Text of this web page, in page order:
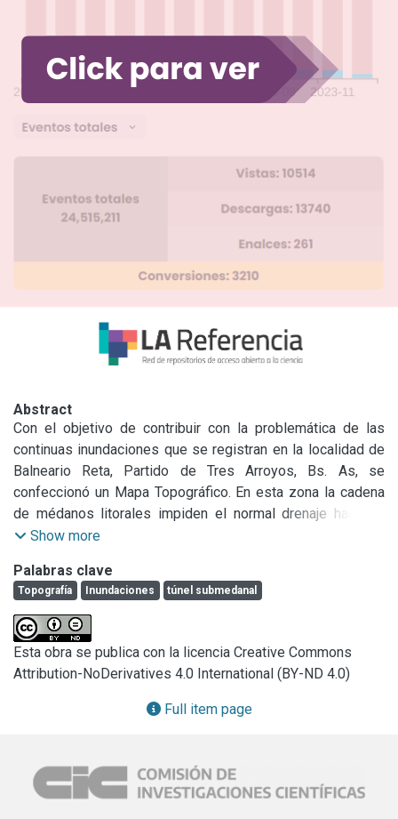
Abstract
Con el objetivo de contribuir con la problemática de las
continuas inundaciones que se registran en la localidad de
Balneario Reta, Partido de Tres Arroyos, Bs. As, se
confeccionó un Mapa Topográfico. En esta zona la cadena
de médanos litorales impiden el normal drenaje hacia el
mar, de manera que la localidad se encuentra en un bajo sin
submedanal para drenar los excesos pluviométricos, el
cual resulta insuficiente, dado el crecimiento exponencial
de la Villa a partir de la construcción de la ruta pavimentada
para su acceso en 2012. Estos anegamientos, traen
aparejados otros problemas, no menos importantes, como
es la salinización de suelos y aguas superficiales y
subterraneas, problemas que son más críticos en el sector
conductividad eléctrica en muestras de agua, que arrojan
valores muy elevados; resultando no apta para consumo ni
Show more
Palabras clave
Topografía Inundaciones túnel submedanal
Esta obra se publica con la licencia Creative Commons
Attribution-NoDerivatives 4.0 International (BY-ND 4.0)
Full item page